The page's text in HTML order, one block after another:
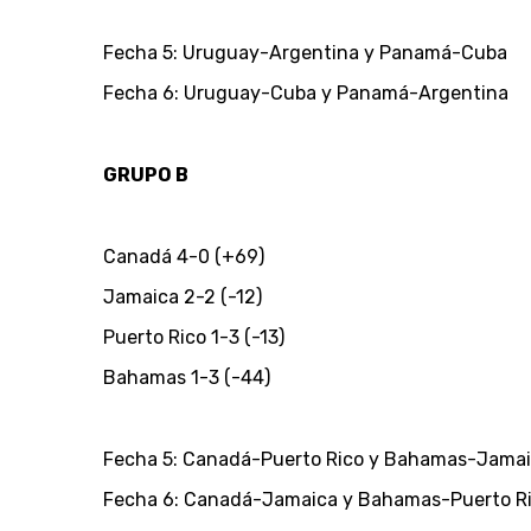
Fecha 5: Uruguay-Argentina y Panamá-Cuba
Fecha 6: Uruguay-Cuba y Panamá-Argentina
GRUPO B
Canadá 4-0 (+69)
Jamaica 2-2 (-12)
Puerto Rico 1-3 (-13)
Bahamas 1-3 (-44)
Fecha 5: Canadá-Puerto Rico y Bahamas-
Fecha 6: Canadá-Jamaica y Bahamas-Puerto